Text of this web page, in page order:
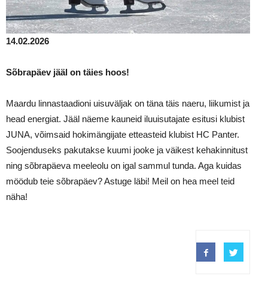
14.02.2026
Sõbrapäev jääl on täies hoos!
Maardu linnastaadioni uisuväljak on täna täis naeru, liikumist ja
head energiat. Jääl näeme kauneid iluuisutajate esitusi klubist
JUNA, võimsaid hokimängijate etteasteid klubist HC Panter.
Soojenduseks pakutakse kuumi jooke ja väikest kehakinnitust
ning sõbrapäeva meeleolu on igal sammul tunda. Aga kuidas
möödub teie sõbrapäev? Astuge läbi! Meil on hea meel teid
näha!